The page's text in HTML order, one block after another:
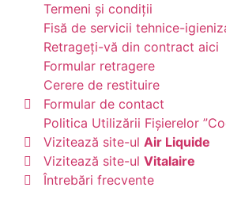
Termeni și condiții
Fisă de servicii tehnice-
Retrageți-vă din contract aici
Formular retragere
Cerere de restituire
Formular de contact
Politica Utilizării Fișierelor
Vizitează site-ul Air Liquide
Vizitează site-ul Vitalaire
Întrebări frecvente